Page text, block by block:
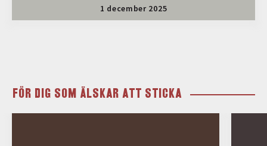
1 december 2025
FÖR DIG SOM ÄLSKAR ATT STICKA